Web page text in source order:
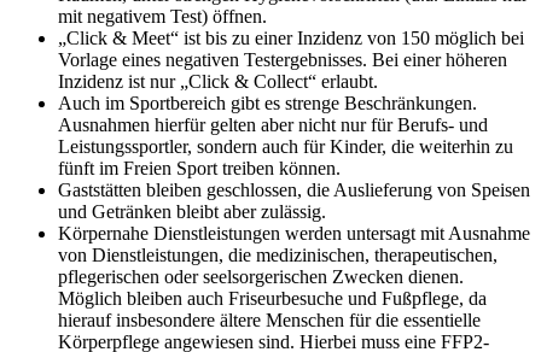
mit negativem Test) öffnen.
„Click & Meet“ ist bis zu einer Inzidenz von 150 möglich bei
Vorlage eines negativen Testergebnisses. Bei einer höheren
Inzidenz ist nur „Click & Collect“ erlaubt.
Auch im Sportbereich gibt es strenge Beschränkungen.
Ausnahmen hierfür gelten aber nicht nur für Berufs- und
Leistungssportler, sondern auch für Kinder, die weiterhin zu
fünft im Freien Sport treiben können.
Gaststätten bleiben geschlossen, die Auslieferung von Speisen
und Getränken bleibt aber zulässig.
Körpernahe Dienstleistungen werden untersagt mit Ausnahme
von Dienstleistungen, die medizinischen, therapeutischen,
pflegerischen oder seelsorgerischen Zwecken dienen.
Möglich bleiben auch Friseurbesuche und Fußpflege, da
hierauf insbesondere ältere Menschen für die essentielle
Körperpflege angewiesen sind. Hierbei muss eine FFP2-